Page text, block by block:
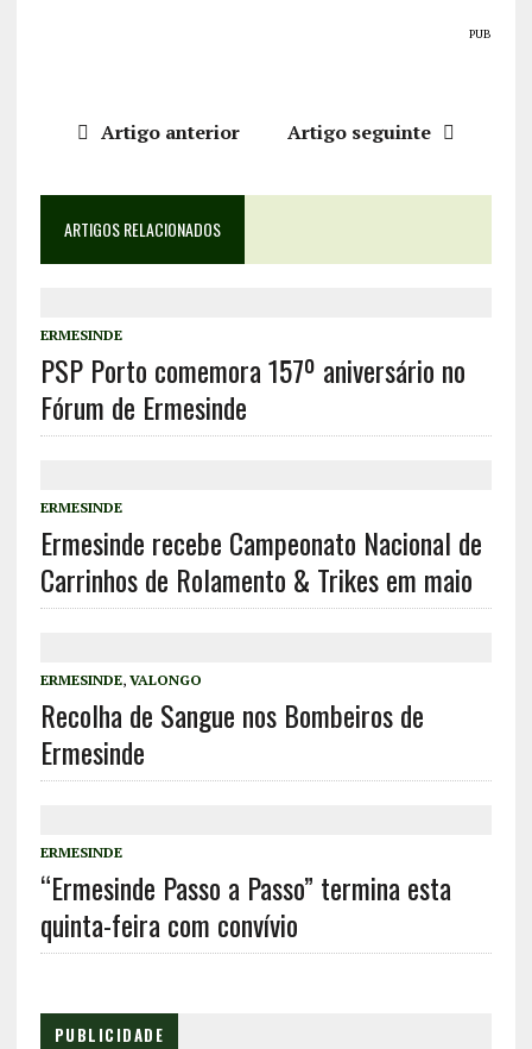
PUB
Artigo anterior Artigo seguinte
ARTIGOS RELACIONADOS
ERMESINDE
PSP Porto comemora 157º aniversário no
Fórum de Ermesinde
ERMESINDE
Ermesinde recebe Campeonato Nacional de
Carrinhos de Rolamento & Trikes em maio
ERMESINDE, VALONGO
Recolha de Sangue nos Bombeiros de
Ermesinde
ERMESINDE
“Ermesinde Passo a Passo” termina esta
quinta-feira com convívio
PUBLICIDADE